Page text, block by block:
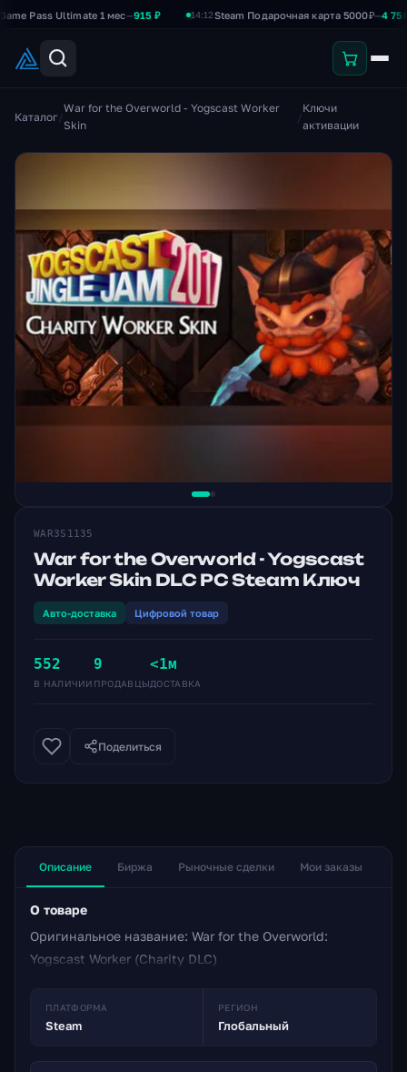
Ultimate 1 мес — 915 ₽ Steam Подарочная карта 5000₽—4 750 ₽
Каталог /
War for the Overworld - Yogscast Worker
Skin
/
Ключи
активации
WAR3S1135
War for the Overworld - Yogscast
Worker Skin DLC PC Steam Ключ
Авто-доставка Цифровой товар
552
В НАЛИЧИИ
9
ПРОДАВЦЫ
<1м
ДОСТАВКА
Поделиться
Описание Биржа Рыночные сделки Мои заказы
О товаре
Оригинальное название: War for the Overworld:
Yogscast Worker (Charity DLC)
ПЛАТФОРМА
Steam
РЕГИОН
Глобальный